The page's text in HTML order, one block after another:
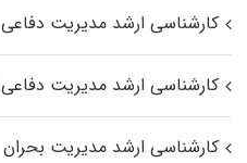
کارشناسی ارشد مدیریت دفاعی ۱
کارشناسی ارشد مدیریت دفاعی ۲
کارشناسی ارشد مدیریت بحران